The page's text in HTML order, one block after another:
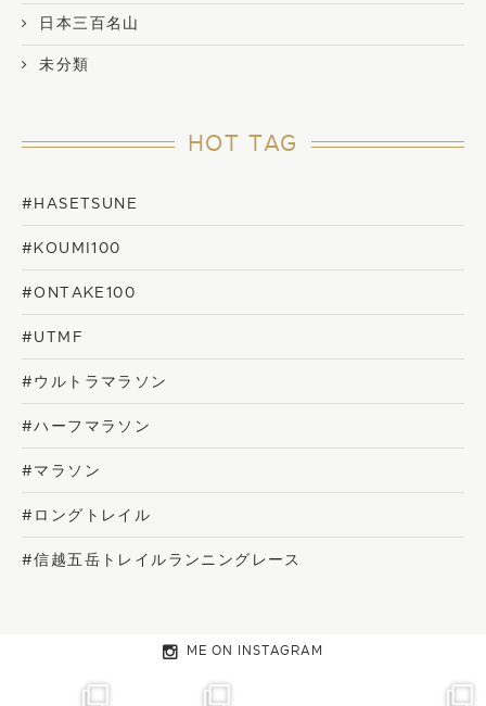
日本三百名山
未分類
HOT TAG
#HASETSUNE
#KOUMI100
#ONTAKE100
#UTMF
#ウルトラマラソン
#ハーフマラソン
#マラソン
#ロングトレイル
#信越五岳トレイルランニングレース
ME ON INSTAGRAM